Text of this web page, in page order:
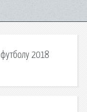
футболу 2018